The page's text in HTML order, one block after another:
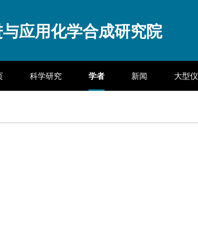
应用化学合成研究院
科学研究 学者 新闻 大型